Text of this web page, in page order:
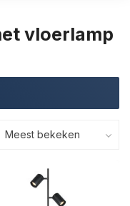
vloerlamp